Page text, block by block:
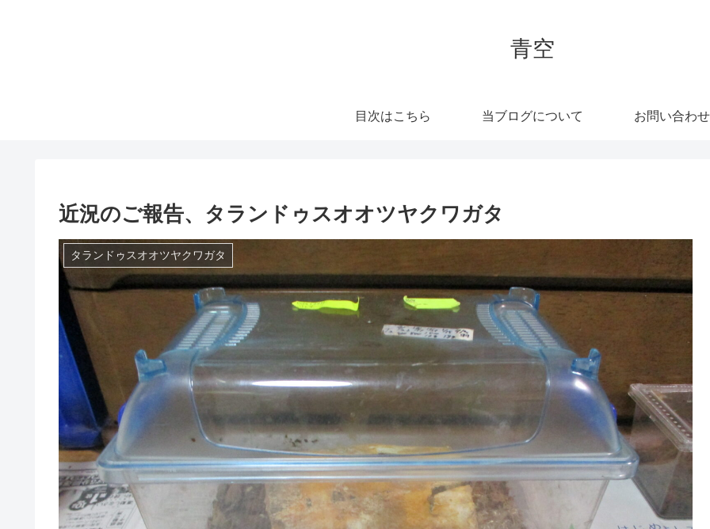
青空
目次はこちら 当ブログについて お問い合わせ
近況のご報告、タランドゥスオオツヤクワガタ
タランドゥスオオツヤクワガタ